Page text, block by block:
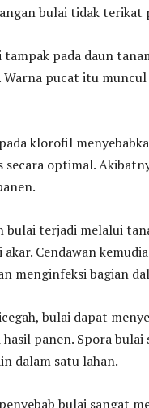
bulai tidak
tampak pada daun
Warna pucat itu
klorofil
secara optimal.
bulai terjadi melalui
akar. Cendawan
menginfeksi bagian
bulai dapat
panen. Spora
dalam satu lahan.
bulai sangat